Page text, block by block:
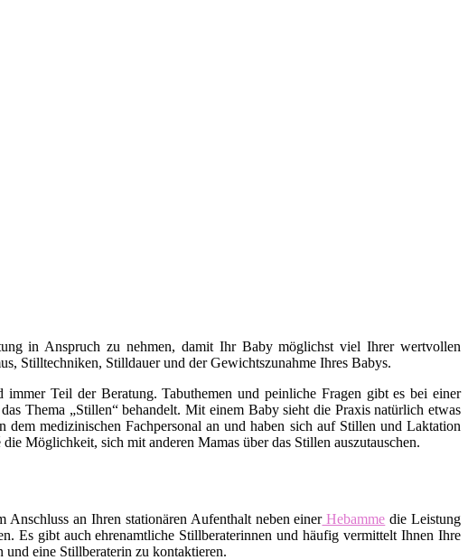
in Anspruch zu nehmen, damit Ihr Baby möglichst viel Ihrer wertvollen
Stilltechniken, Stilldauer und der Gewichtszunahme Ihres Babys.
Teil der Beratung. Tabuthemen und peinliche Fragen gibt es bei einer
Thema „Stillen“ behandelt. Mit einem Baby sieht die Praxis natürlich etwas
dem medizinischen Fachpersonal an und haben sich auf Stillen und Laktation
Möglichkeit, sich mit anderen Mamas über das Stillen auszutauschen.
Anschluss an Ihren stationären Aufenthalt neben einerHebamme die Leistung
Es gibt auch ehrenamtliche Stillberaterinnen und häufig vermittelt Ihnen Ihre
eine Stillberaterin zu kontaktieren.